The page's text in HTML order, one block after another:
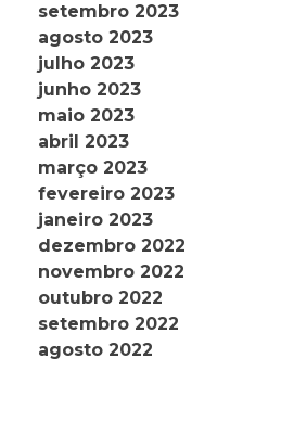
setembro 2023
agosto 2023
julho 2023
junho 2023
maio 2023
abril 2023
março 2023
fevereiro 2023
janeiro 2023
dezembro 2022
novembro 2022
outubro 2022
setembro 2022
agosto 2022